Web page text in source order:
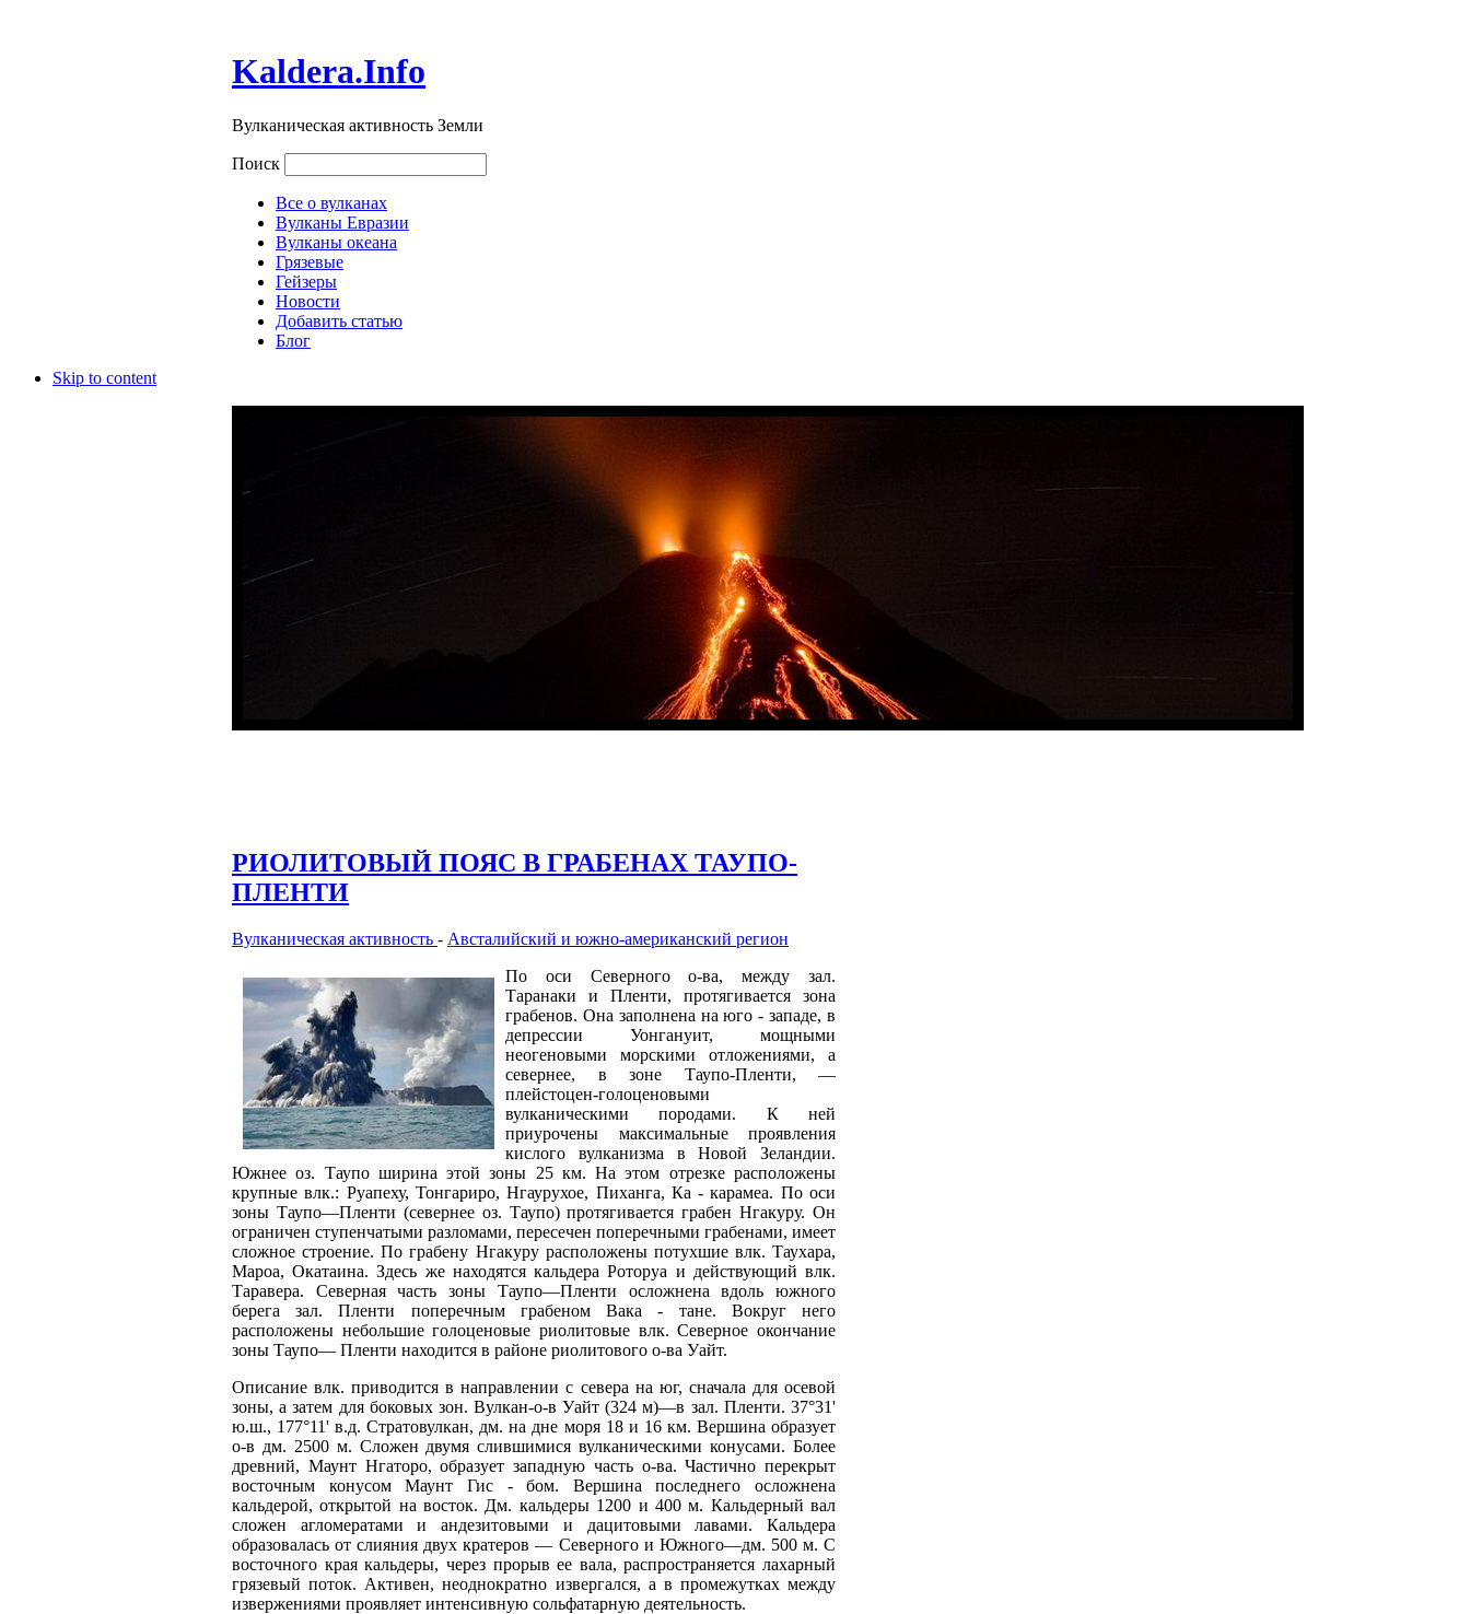
Kaldera.Info
Вулканическая активность Земли
Поиск
Все о вулканах
Вулканы Евразии
Вулканы океана
Грязевые
Гейзеры
Новости
Добавить статью
Блог
Skip to content
РИОЛИТОВЫЙ ПОЯС В ГРАБЕНАХ ТАУПО-
ПЛЕНТИ
Вулканическая активность - Австалийский и южно-американский регион
По оси Северного о-ва, между зал.
Таранаки и Пленти, протягивается зона
грабенов. Она заполнена на юго - западе, в
депрессии Уонгануит, мощными
неогеновыми морскими отложениями, а
севернее, в зоне Таупо-Пленти, —
плейстоцен-голоценовыми
вулканическими породами. К ней
приурочены максимальные проявления
кислого вулканизма в Новой Зеландии.
Южнее оз. Таупо ширина этой зоны 25 км. На этом отрезке расположены
крупные влк.: Руапеху, Тонгариро, Нгаурухое, Пиханга, Ка - карамеа. По оси
зоны Таупо—Пленти (севернее оз. Таупо) протягивается грабен Нгакуру. Он
ограничен ступенчатыми разломами, пересечен поперечными грабенами, имеет
сложное строение. По грабену Нгакуру расположены потухшие влк. Таухара,
Мароа, Окатаина. Здесь же находятся кальдера Роторуа и действующий влк.
Таравера. Северная часть зоны Таупо—Пленти осложнена вдоль южного
берега зал. Пленти поперечным грабеном Вака - тане. Вокруг него
расположены небольшие голоценовые риолитовые влк. Северное окончание
зоны Таупо— Пленти находится в районе риолитового о-ва Уайт.
Описание влк. приводится в направлении с севера на юг, сначала для осевой
зоны, а затем для боковых зон. Вулкан-о-в Уайт (324 м)—в зал. Пленти. 37°31'
ю.ш., 177°11' в.д. Стратовулкан, дм. на дне моря 18 и 16 км. Вершина образует
о-в дм. 2500 м. Сложен двумя слившимися вулканическими конусами. Более
древний, Маунт Нгаторо, образует западную часть о-ва. Частично перекрыт
восточным конусом Маунт Гис - бом. Вершина последнего осложнена
кальдерой, открытой на восток. Дм. кальдеры 1200 и 400 м. Кальдерный вал
сложен агломератами и андезитовыми и дацитовыми лавами. Кальдера
образовалась от слияния двух кратеров — Северного и Южного—дм. 500 м. С
восточного края кальдеры, через прорыв ее вала, распространяется лахарный
грязевый поток. Активен, неоднократно извергался, а в промежутках между
извержениями проявляет интенсивную сольфатарную деятельность.